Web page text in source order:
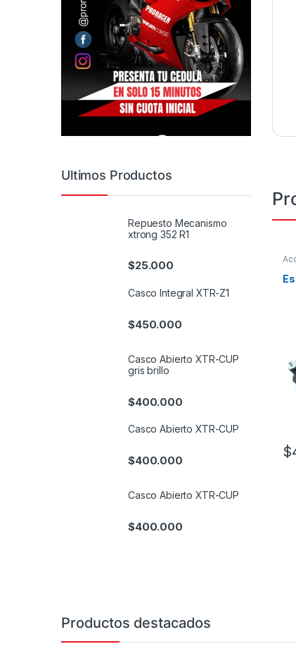
$
Ultimos Productos
Repuesto Mecanismo
xtrong 352 R1
$25.000
Casco Integral XTR-Z1
$450.000
Casco Abierto XTR-CUP
gris brillo
$400.000
Casco Abierto XTR-CUP
$400.000
Casco Abierto XTR-CUP
$400.000
Productos destacados